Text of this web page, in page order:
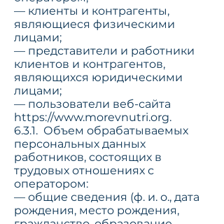
— клиенты и контрагенты,
являющиеся физическими
лицами;
— представители и работники
клиентов и контрагентов,
являющихся юридическими
лицами;
— пользователи веб-сайта
https://www.morevnutri.org.
6.3.1. Объем обрабатываемых
персональных данных
работников, состоящих в
трудовых отношениях с
оператором:
— общие сведения (ф. и. о., дата
рождения, место рождения,